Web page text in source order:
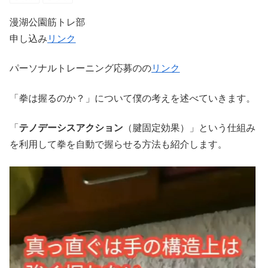
漫湖公園筋トレ部
申し込み リンク
パーソナルトレーニング応募ののリンク
「拳は握るのか？」について僕の考えを述べていきます。
「 テノデーシスアクション （腱固定効果）」という仕組み
を利用して拳を自動で握らせる方法も紹介します。